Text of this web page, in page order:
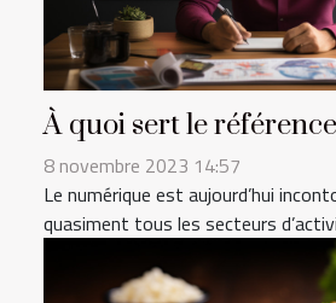
À quoi sert le
8 novembre 2023 14:57
Le numérique est aujourd’hui
quasiment tous les secteurs